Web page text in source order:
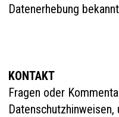
Datenerhebung
KONTAKT
Fragen oder